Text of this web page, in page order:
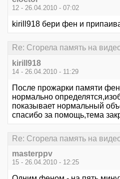
12 - 26.04.2010 - 07:02
kirill918 бери фен и
Re: Сгорела память на
kirill918
14 - 26.04.2010 - 11:29
После прожарки памяти
нормально
показывает нормальный
спасибо за помощь,тема
Re: Сгорела память на
masterppv
15 - 26.04.2010 - 12:25